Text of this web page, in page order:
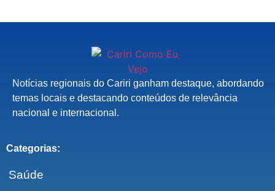
Notícias regionais do Cariri ganham destaque, abordando
temas locais e destacando conteúdos de relevância
nacional e internacional.
Categorias:
Saúde